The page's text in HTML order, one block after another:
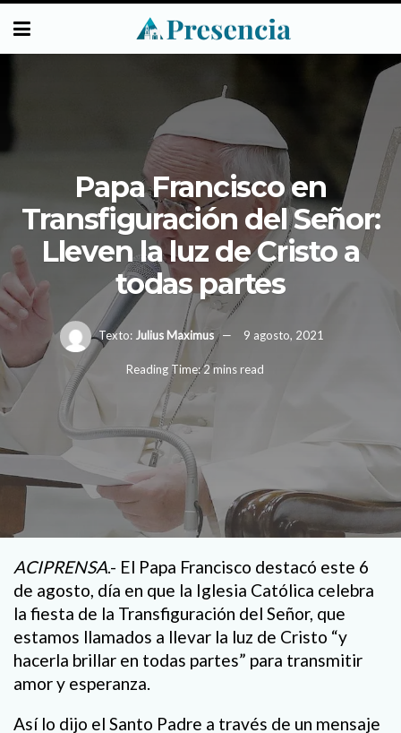
Papa Francisco en
Transfiguración del Señor:
Lleven la luz de Cristo a
todas partes
Texto: Julius Maximus 9 agosto, 2021
Reading Time: 2 mins read
ACIPRENSA.- El Papa Francisco destacó este 6
de agosto, día en que la Iglesia Católica celebra
la fiesta de la Transfiguración del Señor, que
estamos llamados a llevar la luz de Cristo “y
hacerla brillar en todas partes” para transmitir
amor y esperanza.
Así lo dijo el Santo Padre a través de un mensaje